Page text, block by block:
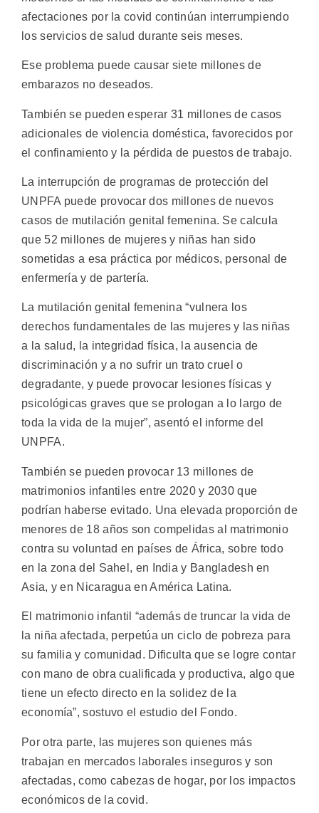
afectaciones por la covid continúan interrumpiendo
los servicios de salud durante seis meses.
Ese problema puede causar siete millones de
embarazos no deseados.
También se pueden esperar 31 millones de casos
adicionales de violencia doméstica, favorecidos por
el confinamiento y la pérdida de puestos de trabajo.
La interrupción de programas de protección del
UNPFA puede provocar dos millones de nuevos
casos de mutilación genital femenina. Se calcula
que 52 millones de mujeres y niñas han sido
sometidas a esa práctica por médicos, personal de
enfermería y de partería.
La mutilación genital femenina “vulnera los
derechos fundamentales de las mujeres y las niñas
a la salud, la integridad física, la ausencia de
discriminación y a no sufrir un trato cruel o
degradante, y puede provocar lesiones físicas y
psicológicas graves que se prologan a lo largo de
toda la vida de la mujer”, asentó el informe del
UNPFA.
También se pueden provocar 13 millones de
matrimonios infantiles entre 2020 y 2030 que
podrían haberse evitado. Una elevada proporción de
menores de 18 años son compelidas al matrimonio
contra su voluntad en países de África, sobre todo
en la zona del Sahel, en India y Bangladesh en
Asia, y en Nicaragua en América Latina.
El matrimonio infantil “además de truncar la vida de
la niña afectada, perpetúa un ciclo de pobreza para
su familia y comunidad. Dificulta que se logre contar
con mano de obra cualificada y productiva, algo que
tiene un efecto directo en la solidez de la
economía”, sostuvo el estudio del Fondo.
Por otra parte, las mujeres son quienes más
trabajan en mercados laborales inseguros y son
afectadas, como cabezas de hogar, por los impactos
económicos de la covid.